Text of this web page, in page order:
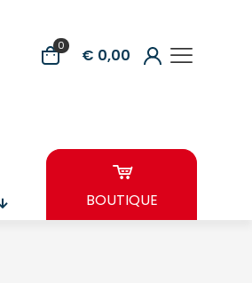
0 € 0,00
BOUTIQUE